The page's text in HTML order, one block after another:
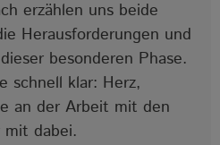
erzählen uns beide
Herausforderungen und
besonderen Phase.
schnell klar: Herz,
an der Arbeit mit den
mit dabei.